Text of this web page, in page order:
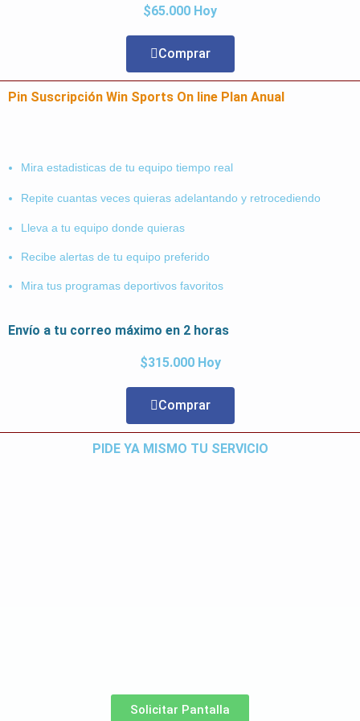
$65.000 Hoy
Comprar
Pin Suscripción Win Sports On line Plan Anual
Mira estadisticas de tu equipo tiempo real
Repite cuantas veces quieras adelantando y retrocediendo
Lleva a tu equipo donde quieras
Recibe alertas de tu equipo preferido
Mira tus programas deportivos favoritos
Envío a tu correo máximo en 2 horas
$315.000 Hoy
Comprar
PIDE YA MISMO TU SERVICIO
Solicitar Pantalla